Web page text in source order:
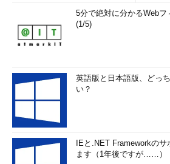
5分で絶対に分かるWebフ
(1/5)
英語版と日本語版、どっ
い？
IEと.NET Frameworkの
ます（1年後ですが……）